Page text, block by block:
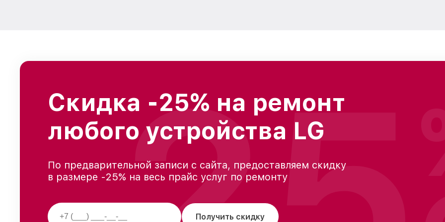
Скидка -25% на ремонт
любого устройства LG
По предварительной записи с сайта, предоставляем скидку
в размере -25% на весь прайс услуг по ремонту
Получить скидку